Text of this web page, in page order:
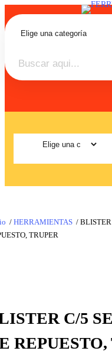
/ HERRAMIENTAS /
TRUPER
C/5